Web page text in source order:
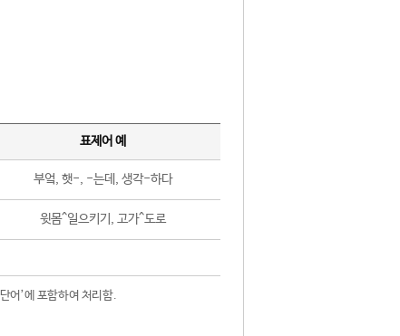
표제어 예
부엌, 햇-, -는데, 생각-하다
윗몸^일으키기, 고가^도로
어’에 포함하여 처리함.